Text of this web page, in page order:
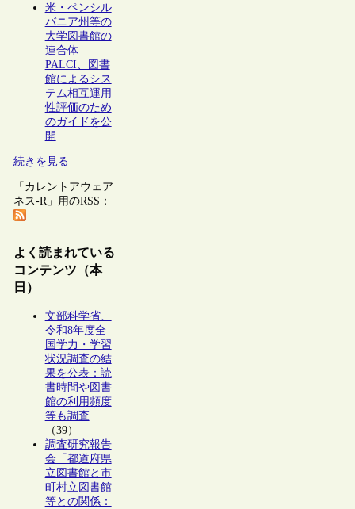
米・ペンシル
バニア州等の
大学図書館の
連合体
PALCI、図書
館によるシス
テム相互運用
性評価のため
のガイドを公
開
続きを見る
「カレントアウェア
ネス-R」用のRSS：
よく読まれている
コンテンツ（本
日）
文部科学省、
令和8年度全
国学力・学習
状況調査の結
果を公表：読
書時間や図書
館の利用頻度
等も調査
（39）
調査研究報告
会「都道府県
立図書館と市
町村立図書館
等との関係：